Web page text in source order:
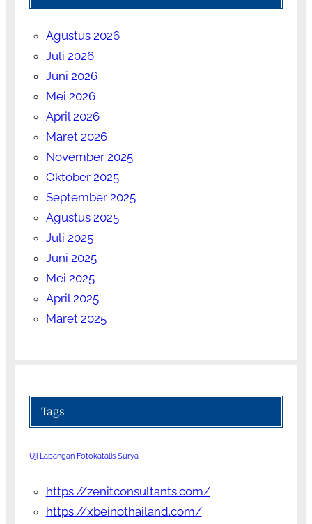
Agustus 2026
Juli 2026
Juni 2026
Mei 2026
April 2026
Maret 2026
November 2025
Oktober 2025
September 2025
Agustus 2025
Juli 2025
Juni 2025
Mei 2025
April 2025
Maret 2025
Tags
Uji Lapangan Fotokatalis Surya
https://zenitconsultants.com/
https://xbeinothailand.com/